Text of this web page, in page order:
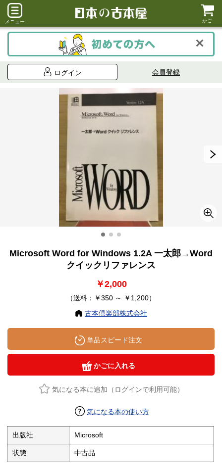
メニュー かご
ログイン 会員登録
Microsoft Word for Windows 1.2A 一太郎→Word
クイックリファレンス
￥2,000
（送料：￥350 ～ ￥1,200）
古本倶楽部株式会社
単品スピード注文
かごに入れる
気になる本に追加（ログインで利用可能）
気になる本の使い方
出版社 Microsoft
状態 中古品